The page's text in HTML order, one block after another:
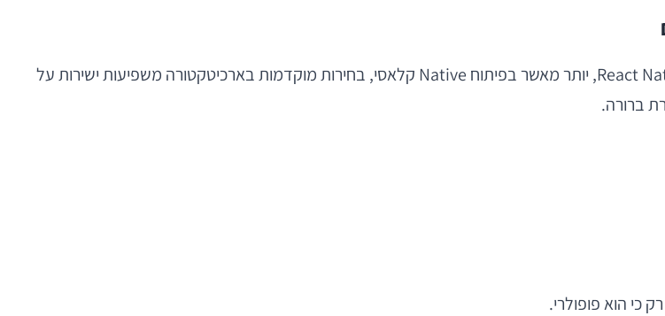
בשלב ה-MVP יש פיתוי חזק “פשוט לגרום לזה לעבוד”. זה מובן, אך מסוכן. ב-React Native, יותר מאשר בפיתוח Native קלאסי, בחירות מוקדמות בארכיטקטורה משפיעות ישירות על